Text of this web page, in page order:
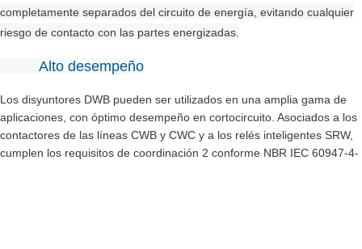
completamente separados del circuito de energía, evitando cualquier
riesgo de contacto con las partes energizadas.
Alto desempeño
Los disyuntores DWB pueden ser utilizados en una amplia gama de
aplicaciones, con óptimo desempeño en cortocircuito. Asociados a los
contactores de las líneas CWB y CWC y a los relés inteligentes SRW,
cumplen los requisitos de coordinación 2 conforme NBR IEC 60947-4-